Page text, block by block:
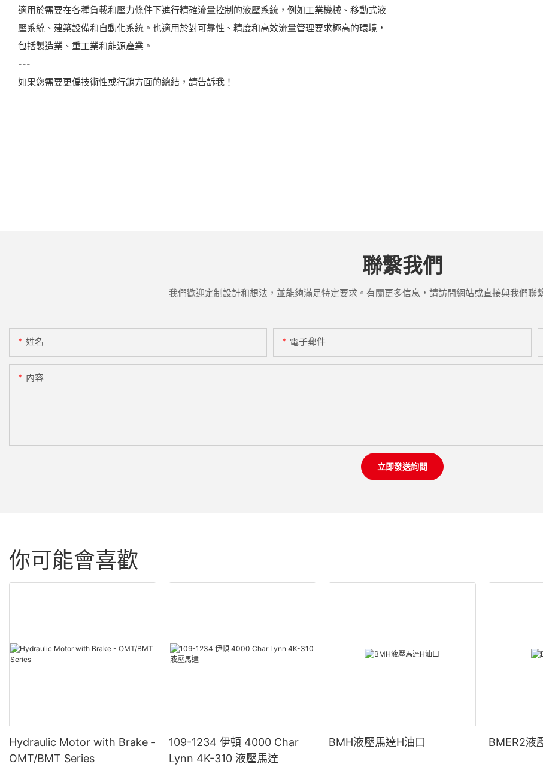
適用於需要在各種負載和壓力條件下進行精確流量控制的液壓系統，例如工業機械、移動式液
壓系統、建築設備和自動化系統。也適用於對可靠性、精度和高效流量管理要求極高的環境，
包括製造業、重工業和能源產業。
---
如果您需要更偏技術性或行銷方面的總結，請告訴我！
聯繫我們
我們歡迎定制設計和想法，並能夠滿足特定要求。有關更多信息，請訪問網站或直接與我們聯
姓名 電子郵件
內容
立即發送詢問
你可能會喜歡
Hydraulic Motor with Brake -
OMT/BMT Series
109-1234 伊頓 4000 Char
Lynn 4K-310 液壓馬達
BMH液壓馬達H油口 BMER2液